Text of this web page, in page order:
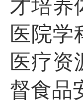
才培养
医院学
医疗资
督食品